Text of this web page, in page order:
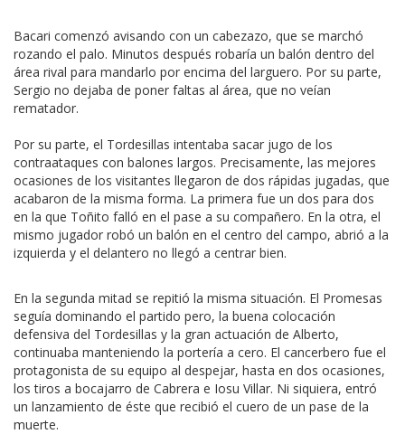
Bacari comenzó avisando con un cabezazo, que se marchó
rozando el palo. Minutos después robaría un balón dentro del
área rival para mandarlo por encima del larguero. Por su parte,
Sergio no dejaba de poner faltas al área, que no veían
rematador.
Por su parte, el Tordesillas intentaba sacar jugo de los
contraataques con balones largos. Precisamente, las mejores
ocasiones de los visitantes llegaron de dos rápidas jugadas, que
acabaron de la misma forma. La primera fue un dos para dos
en la que Toñito falló en el pase a su compañero. En la otra, el
mismo jugador robó un balón en el centro del campo, abrió a la
izquierda y el delantero no llegó a centrar bien.
En la segunda mitad se repitió la misma situación. El Promesas
seguía dominando el partido pero, la buena colocación
defensiva del Tordesillas y la gran actuación de Alberto,
continuaba manteniendo la portería a cero. El cancerbero fue el
protagonista de su equipo al despejar, hasta en dos ocasiones,
los tiros a bocajarro de Cabrera e Iosu Villar. Ni siquiera, entró
un lanzamiento de éste que recibió el cuero de un pase de la
muerte.